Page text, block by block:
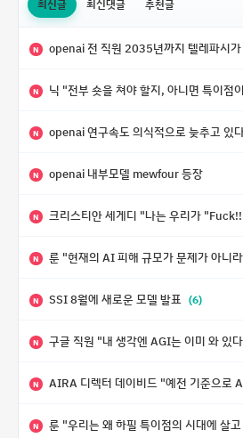
최신글 최신댓글 추천글
N openai 전 직원 2035년까지 텔레파시가 어떻게
N 닉 "전부 숏을 쳐야 할지, 아니면 특이점이 오니까 전부 롱을 쳐
N openai 연구속도 의식적으로 늦추고 있
N openai 내부모델 mewfour 등장
N 크리스티안 세게디 "나는 우리가 "Fuck!!" 단계를 피할 수
N 룬 "현재의 AI 피해 규모가 문제가 아니라, 자기복제·탈출·확산이 가능한 지능형 시스템의 피해에는 이론
N SSI 8월에 새로운 모델 발표 (6)
N 구글 직원 "내 생각엔 AGI는 이미 와 있
N AIRA 디렉터 데이비드 "예전 기준으로 ASI, 그런 수준은 바로
N 룬 "우리는 왜 하필 특이점의 시대에 살